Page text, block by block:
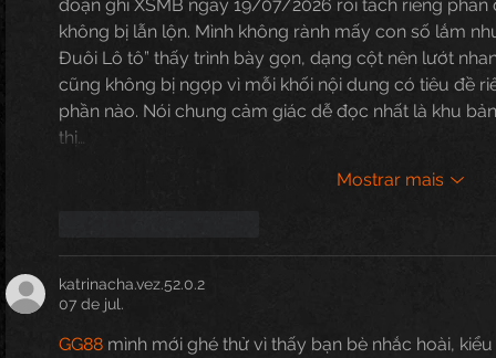
đoạn ghi XSMB ngày 19/07/2026 rồi tách riêng
không bị lẫn lộn. Mình không rành mấy con số lắm
Đuôi Lô tô” thấy trình bày gọn, dạng cột nên lướt
cũng không bị ngợp vì mỗi khối nội dung có tiêu đề
phần nào. Nói chung cảm giác dễ đọc nhất là khu
thị…
Mostrar mais
katrinacha.vez.52.0.2
07 de jul.
GG88 mình mới ghé thử vì thấy bạn bè nhắc hoài,